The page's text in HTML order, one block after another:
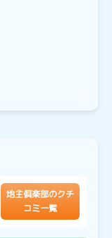
地主倶楽部のクチ
コミ一覧